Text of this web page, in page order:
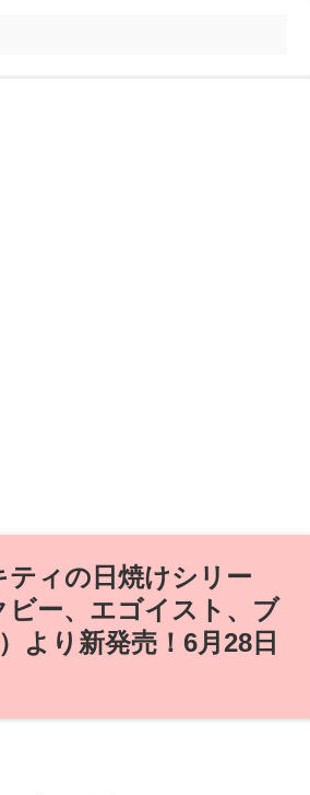
ィの日焼けシリー
ー、エゴイスト、ブ
より新発売！6月28日